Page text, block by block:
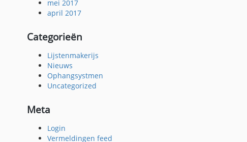
mei 2017
april 2017
Categorieën
Lijstenmakerijs
Nieuws
Ophangsystmen
Uncategorized
Meta
Login
Vermeldingen feed